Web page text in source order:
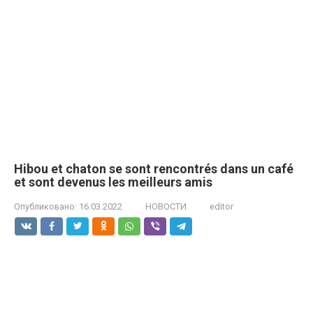
Hibou et chaton se sont rencontrés dans un café
et sont devenus les meilleurs amis
Опубликовано: 16.03.2022 НОВОСТИ editor